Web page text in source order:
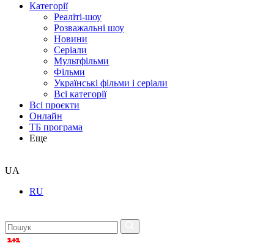
Категорії
Реаліті-шоу
Розважальні шоу
Новини
Серіали
Мультфільми
Фільми
Українські фільми і серіали
Всі категорії
Всі проєкти
Онлайн
ТБ програма
Еще
UA
RU